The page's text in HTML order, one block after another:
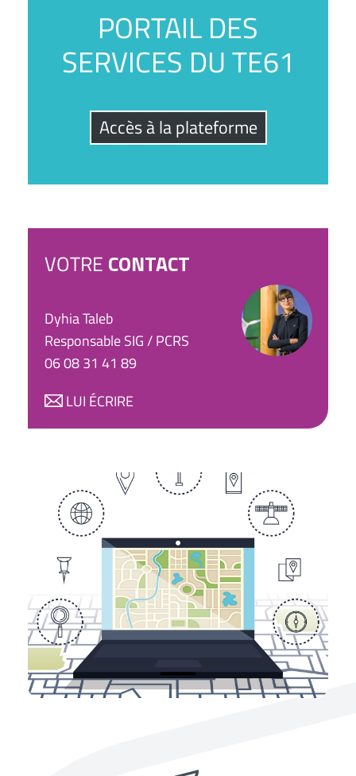
PORTAIL DES
SERVICES DU TE61
Accès à la plateforme
VOTRE CONTACT
Dyhia Taleb
Responsable SIG / PCRS
06 08 31 41 89
LUI ÉCRIRE